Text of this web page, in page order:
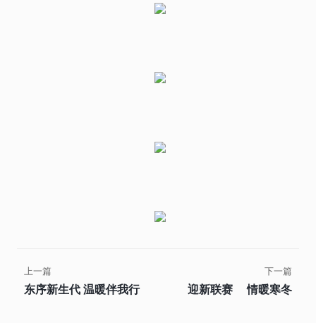
上一篇
东序新生代 温暖伴我行
下一篇
迎新联赛 情暖寒冬